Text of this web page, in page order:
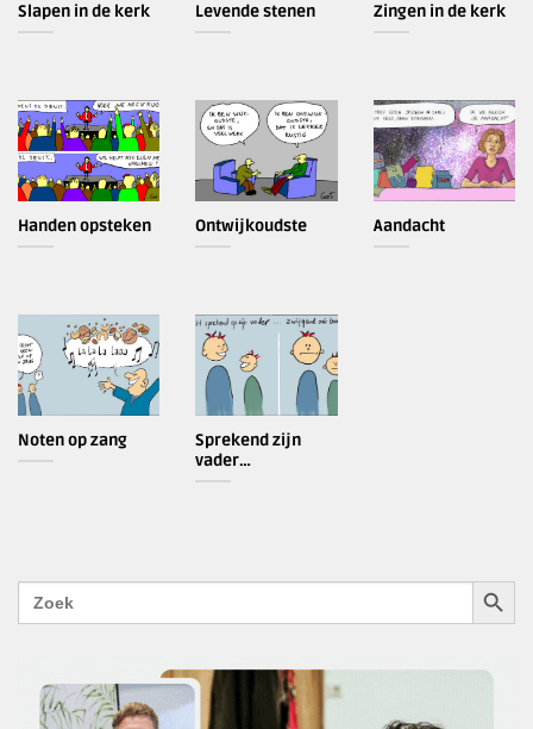
Slapen in de kerk Levende stenen Zingen in de kerk
Handen opsteken Ontwijkoudste Aandacht
Noten op zang
Sprekend zijn
vader…
Zoek
naar: